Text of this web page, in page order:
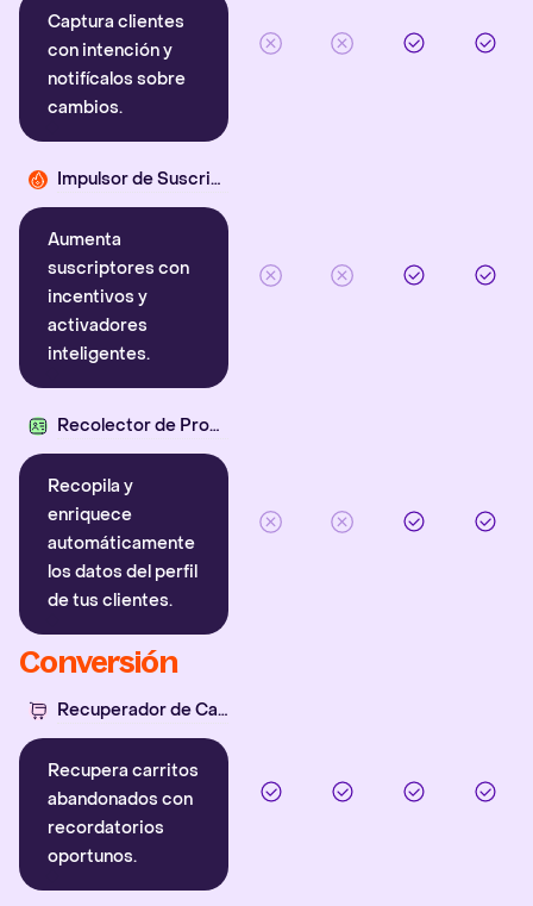
Captura clientes
con intención y
notifícalos sobre
cambios.
Impulsor de Suscriptores
Aumenta
suscriptores con
incentivos y
activadores
inteligentes.
Recolector de Propiedades
Recopila y
enriquece
automáticamente
los datos del perfil
de tus clientes.
Conversión
Recuperador de Carritos
Recupera carritos
abandonados con
recordatorios
oportunos.